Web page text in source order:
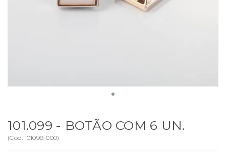
101.099 - BOTÃO COM 6 UN.
(Cód. 101099-000)